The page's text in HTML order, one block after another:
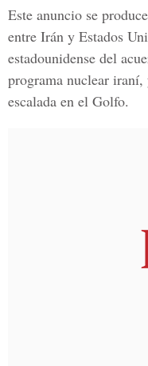
Este anuncio se
entre Irán y Estados
estadounidense del
programa nuclear iraní,
escalada en el Golfo.